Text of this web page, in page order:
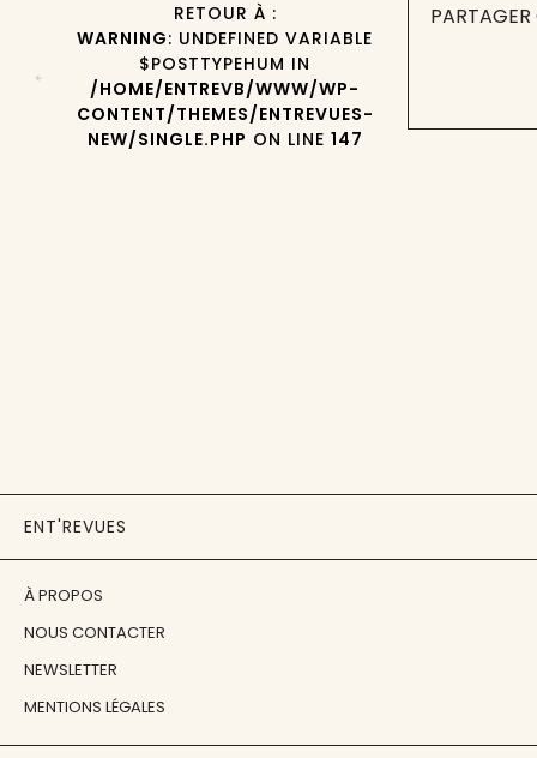
RETOUR À :
WARNING: UNDEFINED VARIABLE
$POSTTYPEHUM IN
/HOME/ENTREVB/WWW/WP-
CONTENT/THEMES/ENTREVUES-
NEW/SINGLE.PHP ON LINE 147
ENT'REVUES
À PROPOS
NOUS CONTACTER
NEWSLETTER
MENTIONS LÉGALES